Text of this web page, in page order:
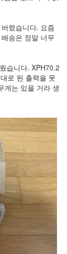
렸습니다. 요즘
송은 정말 너무
습니다. XPH70.2
로 된 출력을 못
게는 있을 거라 생